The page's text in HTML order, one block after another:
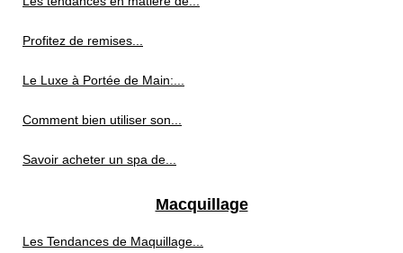
Profitez de remises...
Le Luxe à Portée de Main:...
Comment bien utiliser son...
Savoir acheter un spa de...
Macquillage
Les Tendances de Maquillage...